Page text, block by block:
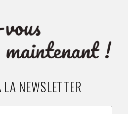
NEWSLETTER